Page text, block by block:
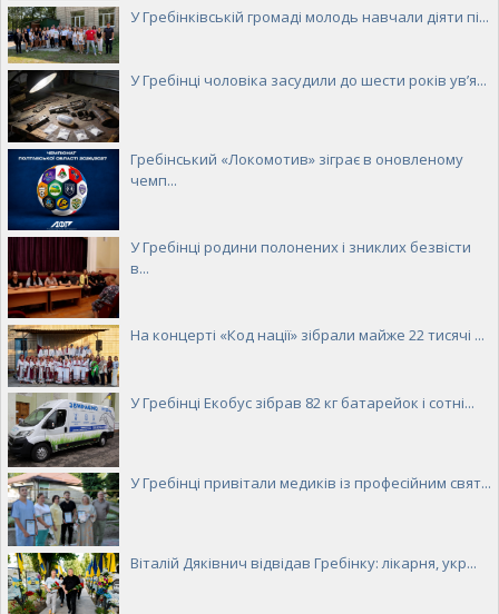
У Гребінківській громаді молодь навчали діяти пі...
У Гребінці чоловіка засудили до шести років ув’я...
Гребінський «Локомотив» зіграє в оновленому
чемп...
У Гребінці родини полонених і зниклих безвісти
в...
На концерті «Код нації» зібрали майже 22 тисячі ...
У Гребінці Екобус зібрав 82 кг батарейок і сотні...
У Гребінці привітали медиків із професійним свят...
Віталій Дяківнич відвідав Гребінку: лікарня, укр...